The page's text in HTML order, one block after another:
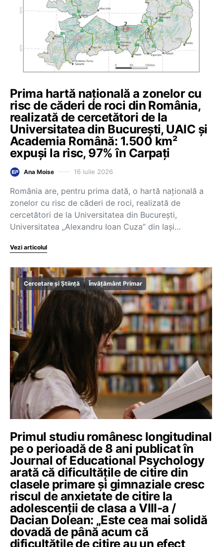
Prima hartă națională a zonelor cu
risc de căderi de roci din România,
realizată de cercetători de la
Universitatea din București, UAIC și
Academia Română: 1.500 km²
expuși la risc, 97% în Carpați
Ana Moise 16 iulie 2026
România are, pentru prima dată, o hartă națională a
zonelor cu risc de căderi de roci, realizată de
cercetători de la Universitatea din București,
Universitatea „Alexandru Ioan Cuza” din Iași…
Vezi articolul
Cercetare și Știință Învățământ Primar
Primul studiu românesc longitudinal
pe o perioadă de 8 ani publicat în
Journal of Educational Psychology
arată că dificultățile de citire din
clasele primare și gimnaziale cresc
riscul de anxietate de citire la
adolescenții de clasa a VIII-a /
Dacian Dolean: „Este cea mai solidă
dovadă de până acum că
dificultățile de citire au un efect